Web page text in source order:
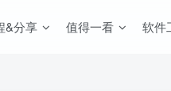
&分享 值得一看 软件